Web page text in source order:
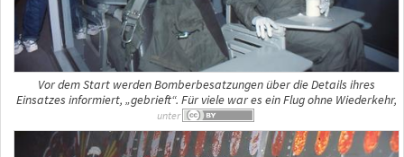
Vor dem Start werden Bomberbesatzungen über die Details ihres
Einsatzes informiert, „gebrieft“. Für viele war es ein Flug ohne Wiederkehr,
unter